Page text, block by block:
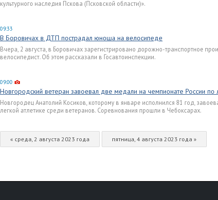
культурного наследия Пскова (Псковской области)».
09:33
В Боровичах в ДТП пострадал юноша на велосипеде
Вчера, 2 августа, в Боровичах зарегистрировано дорожно-транспортное
велосипедист. Об этом рассказали в Госавтоинспекции.
09:00
Новгородский ветеран завоевал две медали на чемпионате России по
Новгородец Анатолий Косиков, которому в январе исполнился 81 год,
легкой атлетике среди ветеранов. Соревнования прошли в Чебоксарах.
« среда, 2 августа 2023 года пятница, 4 августа 2023 года »